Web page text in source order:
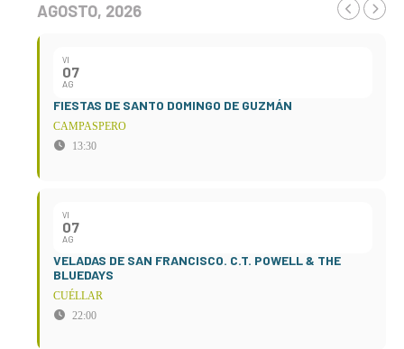
AGOSTO, 2026
VI
07
AG
FIESTAS DE SANTO DOMINGO DE GUZMÁN
CAMPASPERO
13:30
VI
07
AG
VELADAS DE SAN FRANCISCO. C.T. POWELL & THE
BLUEDAYS
CUÉLLAR
22:00